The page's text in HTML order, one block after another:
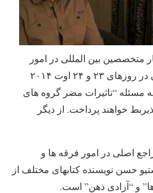
متخصصین بین المللی در امور
فرقه ها در کارگاهی در لندن در روزهای ۲۳ و ۲۴ اوت ۲۰۱۴
مسئله “تاثیرات مضر گروه های
خواهند پرداخت. از دیگر
اصلی در امور فرقه ها و
حسن نویسنده کتابهای مختلف از
و “آزادی ذهن” است.